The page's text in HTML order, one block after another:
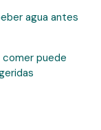
agua antes
comer puede